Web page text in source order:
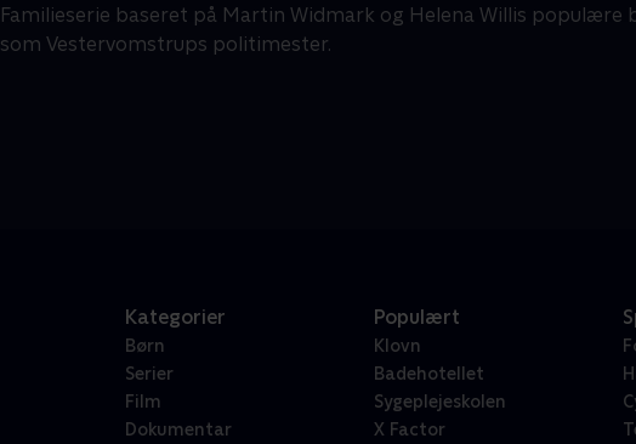
Familieserie baseret på Martin Widmark og Helena Willis populære
som Vestervomstrups politimester.
Kategorier
Børn
Serier
Film
Dokumentar
Populært
Klovn
Badehotellet
Sygeplejeskolen
X Factor